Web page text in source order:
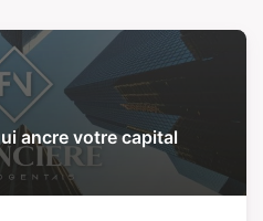
ancre votre capital